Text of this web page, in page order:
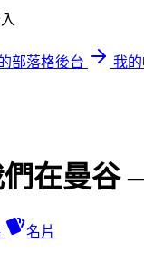
部落格後台
我
們在曼谷
名片